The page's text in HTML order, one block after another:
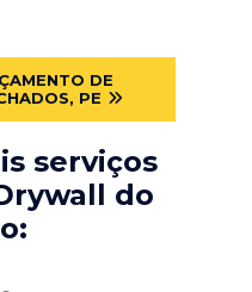
DE
PE
serviços
do